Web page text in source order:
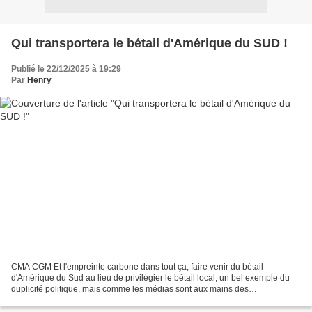
Qui transportera le bétail d'Amérique du SUD !
Publié le 22/12/2025 à 19:29
Par Henry
CMA CGM Et l'empreinte carbone dans tout ça, faire venir du bétail
d'Amérique du Sud au lieu de privilégier le bétail local, un bel exemple du
duplicité politique, mais comme les médias sont aux mains des